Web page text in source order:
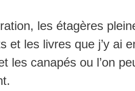
les étagères
et les livres que j’y ai
les canapés ou l’on